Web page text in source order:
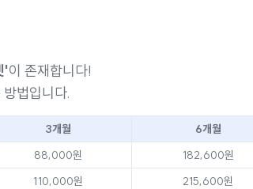
'이 존재합니다!
법입니다.
3개월 6개월
88,000원 182,600원
110,000원 215,600원